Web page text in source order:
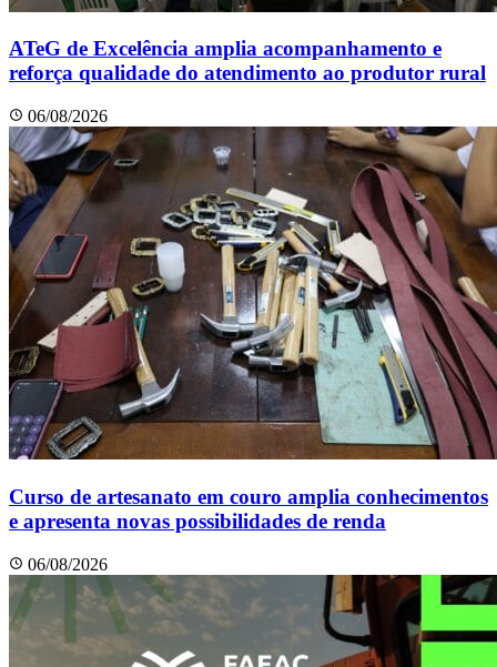
ATeG de Excelência amplia acompanhamento e
reforça qualidade do atendimento ao produtor rural
06/08/2026
Curso de artesanato em couro amplia conhecimentos
e apresenta novas possibilidades de renda
06/08/2026